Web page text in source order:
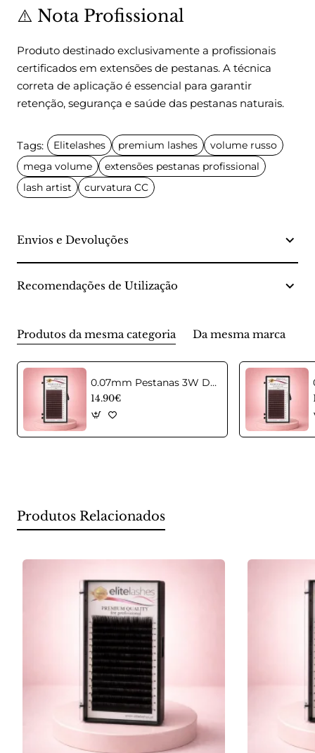
⚠️ Nota Profissional
Produto destinado exclusivamente a profissionais
certificados em extensões de pestanas. A técnica
correta de aplicação é essencial para garantir
retenção, segurança e saúde das pestanas naturais.
Tags: Elitelashes premium lashes
volume russo
mega volume
extensões pestanas profissional
lash artist
curvatura CC
Envios e Devoluções
Recomendações de Utilização
Produtos da mesma categoria Da mesma marca
0.07mm Pestanas 3W D Castanhas em curvatura C Mix
14.90€
Produtos Relacionados